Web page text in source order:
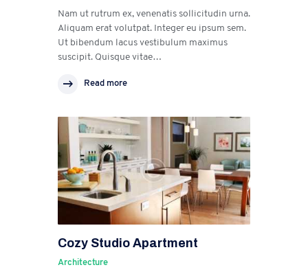
Nam ut rutrum ex, venenatis sollicitudin urna.
Aliquam erat volutpat. Integer eu ipsum sem.
Ut bibendum lacus vestibulum maximus
suscipit. Quisque vitae…
Read more
Cozy Studio Apartment
Architecture